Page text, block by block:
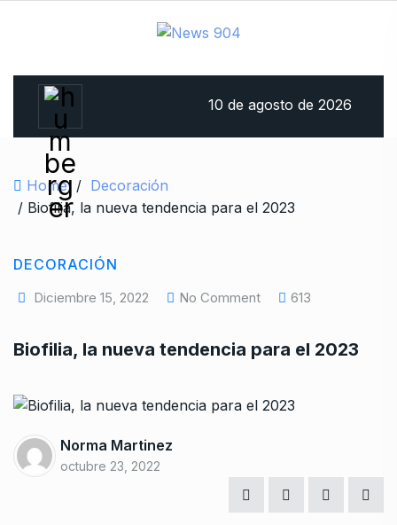
10 de agosto de 2026
Home / Decoración
/ Biofilia, la nueva tendencia para el 2023
DECORACIÓN
Diciembre 15, 2022 No Comment 613
Biofilia, la nueva tendencia para el 2023
Norma Martinez
octubre 23, 2022